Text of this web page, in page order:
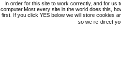
In order for this site to work correctly, and for us
computer.Most every site in the world does this,
first. If you click YES below we will store cookies
so we re-direct